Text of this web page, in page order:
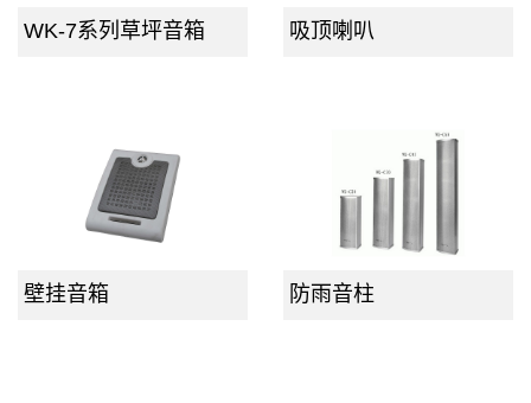
WK-7系列草坪音箱 吸顶喇叭
壁挂音箱 防雨音柱